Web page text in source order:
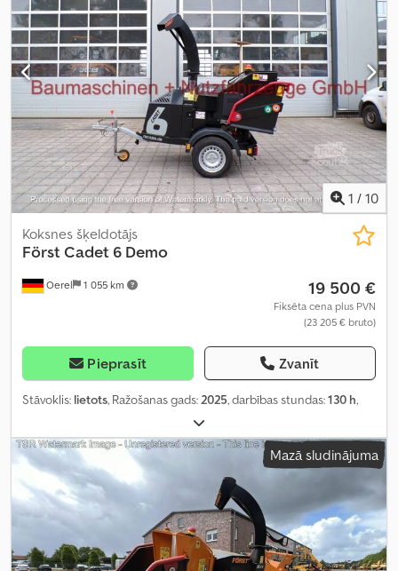
1 / 10
Oerel 1 055 km
Koksnes šķeldotājs
Först Cadet 6 Demo
19 500 €
Fiksēta cena plus PVN
(23 205 € bruto)
Pieprasīt Zvanīt
Stāvoklis: lietots, Ražošanas gads: 2025, darbības stundas:130 h,
Mazā sludinājuma